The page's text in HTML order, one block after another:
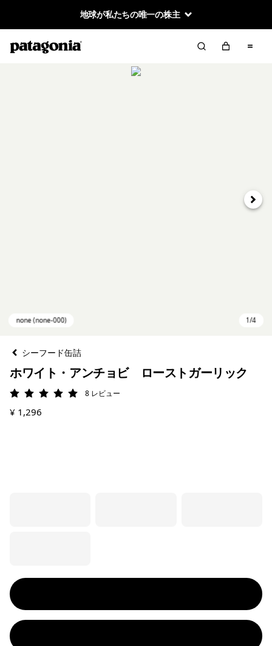
地球が私たちの唯一の株主
次へ
シーフード缶詰
ホワイト・アンチョビ ローストガーリック
評価: 5 / 5 8 レビュー
¥ 1,296